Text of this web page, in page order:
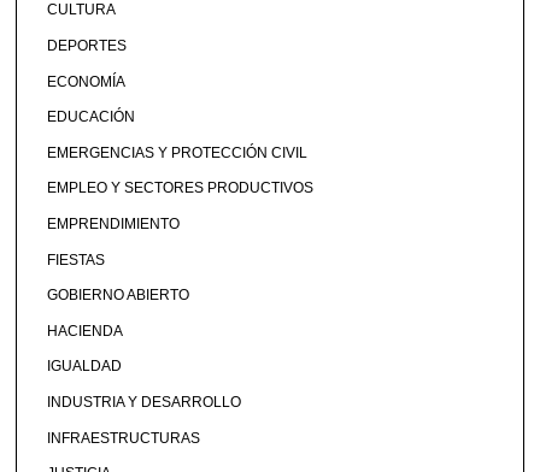
CULTURA
DEPORTES
ECONOMÍA
EDUCACIÓN
EMERGENCIAS Y PROTECCIÓN CIVIL
EMPLEO Y SECTORES PRODUCTIVOS
EMPRENDIMIENTO
FIESTAS
GOBIERNO ABIERTO
HACIENDA
IGUALDAD
INDUSTRIA Y DESARROLLO
INFRAESTRUCTURAS